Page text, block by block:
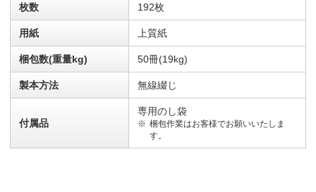
枚数 192枚
用紙 上質紙
梱包数(重量kg) 50冊(19kg)
製本方法 無線綴じ
付属品
専用のし袋
梱包作業はお客様でお願いいたしま
す。